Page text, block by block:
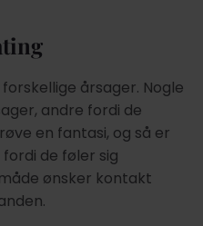
årsager. Nogle
andre fordi de
en fantasi, og så er
de føler sig
ønsker kontakt